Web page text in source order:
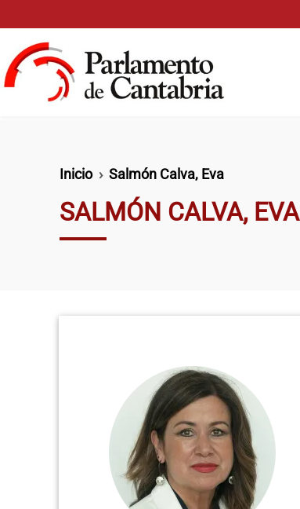
Ruta de navegación
Inicio Salmón Calva, Eva
SALMÓN CALVA, EVA